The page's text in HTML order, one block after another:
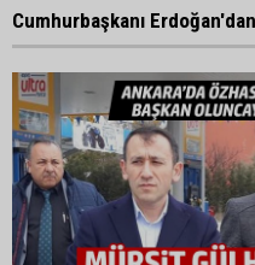
Cumhurbaşkanı